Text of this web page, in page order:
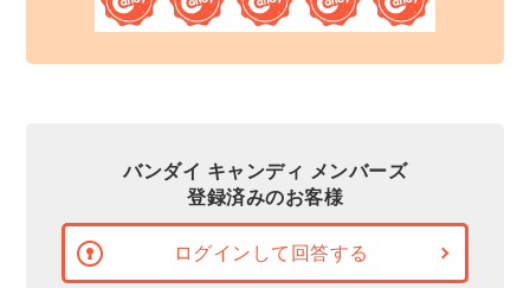
バンダイ キャンディ メンバーズ
登録済みのお客様
ログインして回答する